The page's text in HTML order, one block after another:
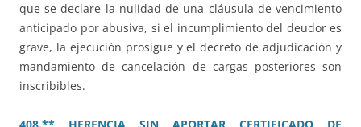
que se declare la nulidad de una cláusula de vencimiento
anticipado por abusiva, si el incumplimiento del deudor es
grave, la ejecución prosigue y el decreto de adjudicación y
mandamiento de cancelación de cargas posteriores son
inscribibles.